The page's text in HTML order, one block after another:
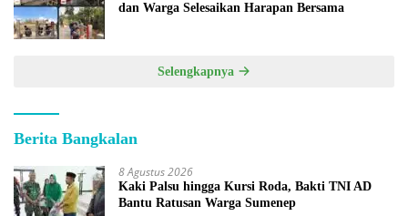
dan Warga Selesaikan Harapan Bersama
Selengkapnya
Berita Bangkalan
8 Agustus 2026
Kaki Palsu hingga Kursi Roda, Bakti TNI AD
Bantu Ratusan Warga Sumenep